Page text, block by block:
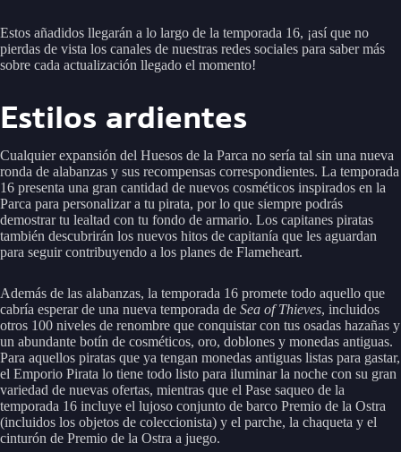
Estos añadidos llegarán a lo largo de la temporada 16, ¡así que no
pierdas de vista los canales de nuestras redes sociales para saber más
sobre cada actualización llegado el momento!
Estilos ardientes
Cualquier expansión del Huesos de la Parca no sería tal sin una nueva
ronda de alabanzas y sus recompensas correspondientes. La temporada
16 presenta una gran cantidad de nuevos cosméticos inspirados en la
Parca para personalizar a tu pirata, por lo que siempre podrás
demostrar tu lealtad con tu fondo de armario. Los capitanes piratas
también descubrirán los nuevos hitos de capitanía que les aguardan
para seguir contribuyendo a los planes de Flameheart.
Además de las alabanzas, la temporada 16 promete todo aquello que
cabría esperar de una nueva temporada de Sea of Thieves, incluidos
otros 100 niveles de renombre que conquistar con tus osadas hazañas y
un abundante botín de cosméticos, oro, doblones y monedas antiguas.
Para aquellos piratas que ya tengan monedas antiguas listas para gastar,
el Emporio Pirata lo tiene todo listo para iluminar la noche con su gran
variedad de nuevas ofertas, mientras que el Pase saqueo de la
temporada 16 incluye el lujoso conjunto de barco Premio de la Ostra
(incluidos los objetos de coleccionista) y el parche, la chaqueta y el
cinturón de Premio de la Ostra a juego.